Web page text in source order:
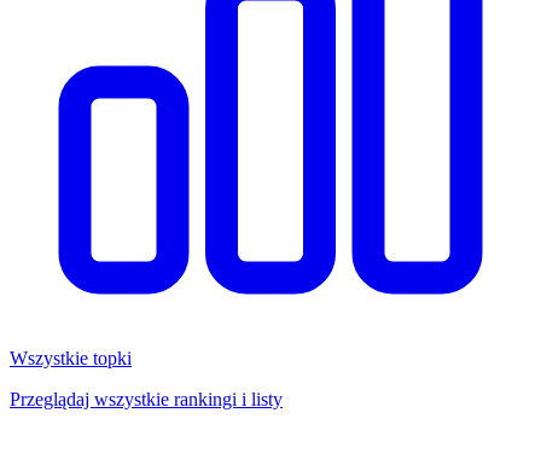
Wszystkie topki
Przeglądaj wszystkie rankingi i listy